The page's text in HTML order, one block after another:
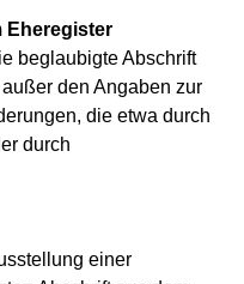
Eheregister
beglaubigte Abschrift
den Angaben zur
die etwa durch
durch
einer